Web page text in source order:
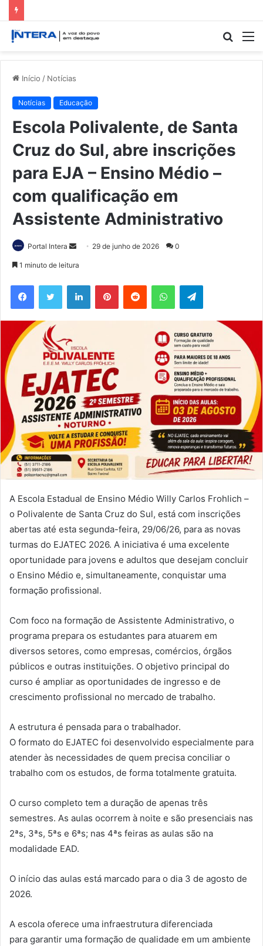
Início / Notícias
Notícias Educação
Escola Polivalente, de Santa
Cruz do Sul, abre inscrições
para EJA – Ensino Médio –
com qualificação em
Assistente Administrativo
Portal Intera
Mande
mail
29 de junho de 2026 0
1 minuto de leitura
FacebookTwitter LinkedinPinterestReddit WhatsAppTelegram
A Escola Estadual de Ensino Médio Willy Carlos Frohlich –
o Polivalente de Santa Cruz do Sul, está com inscrições
abertas até esta segunda-feira, 29/06/26, para as novas
turmas do EJATEC 2026. A iniciativa é uma excelente
oportunidade para jovens e adultos que desejam concluir
o Ensino Médio e, simultaneamente, conquistar uma
formação profissional.
Com foco na formação de Assistente Administrativo, o
programa prepara os estudantes para atuarem em
diversos setores, como empresas, comércios, órgãos
públicos e outras instituições. O objetivo principal do
curso é ampliar as oportunidades de ingresso e de
crescimento profissional no mercado de trabalho.
A estrutura é pensada para o trabalhador.
O formato do EJATEC foi desenvolvido especialmente para
atender às necessidades de quem precisa conciliar o
trabalho com os estudos, de forma totalmente gratuita.
O curso completo tem a duração de apenas três
semestres. As aulas ocorrem à noite e são presenciais nas
2ªs, 3ªs, 5ªs e 6ªs; nas 4ªs feiras as aulas são na
modalidade EAD.
O início das aulas está marcado para o dia 3 de agosto de
2026.
A escola oferece uma infraestrutura diferenciada
para garantir uma formação de qualidade em um ambiente